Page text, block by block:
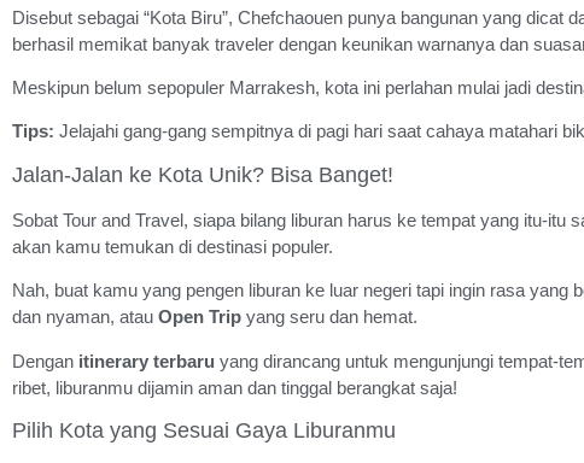
Disebut sebagai “Kota Biru”, Chefchaouen punya bangunan yang
berhasil memikat banyak traveler dengan keunikan warnanya dan
Meskipun belum sepopuler Marrakesh, kota ini perlahan mulai jadi
Tips: Jelajahi gang-gang sempitnya di pagi hari saat cahaya matahari
Jalan-Jalan ke Kota Unik? Bisa Banget!
Sobat Tour and Travel, siapa bilang liburan harus ke tempat yang itu-
akan kamu temukan di destinasi populer.
Nah, buat kamu yang pengen liburan ke luar negeri tapi ingin rasa yang
dan nyaman, atau Open Trip yang seru dan hemat.
Dengan itinerary terbaru yang dirancang untuk mengunjungi tempat-
ribet, liburanmu dijamin aman dan tinggal berangkat saja!
Pilih Kota yang Sesuai Gaya Liburanmu